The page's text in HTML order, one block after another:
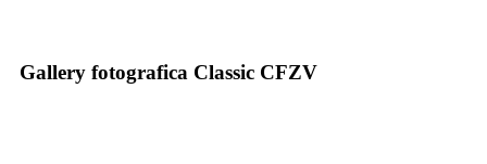
Gallery fotografica Classic CFZV